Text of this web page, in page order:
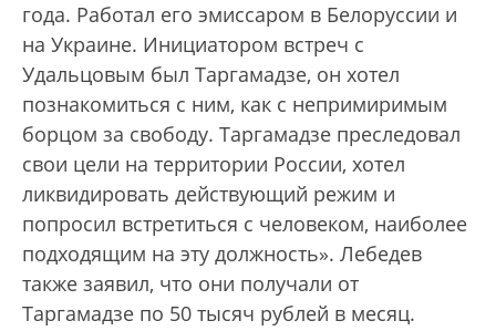
года. Работал его эмиссаром в Белоруссии и
на Украине. Инициатором встреч с
Удальцовым был Таргамадзе, он хотел
познакомиться с ним, как с непримиримым
борцом за свободу. Таргамадзе преследовал
свои цели на территории России, хотел
ликвидировать действующий режим и
попросил встретиться с человеком, наиболее
подходящим на эту должность». Лебедев
также заявил, что они получали от
Таргамадзе по 50 тысяч рублей в месяц.